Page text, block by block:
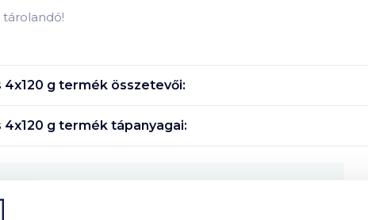
tárolandó!
g termék összetevői:
g termék tápanyagai:
szállítható